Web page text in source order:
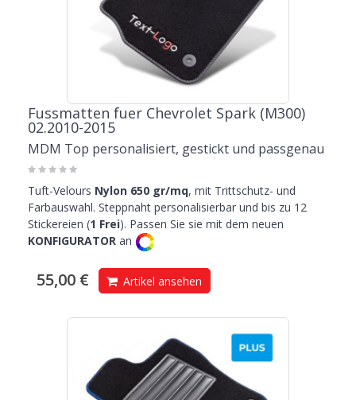
Fussmatten fuer Chevrolet Spark (M300)
02.2010-2015
MDM Top personalisiert, gestickt und passgenau
Tuft-Velours Nylon 650 gr/mq, mit Trittschutz- und
Farbauswahl. Steppnaht personalisierbar und bis zu 12
Stickereien (1 Frei). Passen Sie sie mit dem neuen
KONFIGURATOR an
55,00 € Artikel ansehen